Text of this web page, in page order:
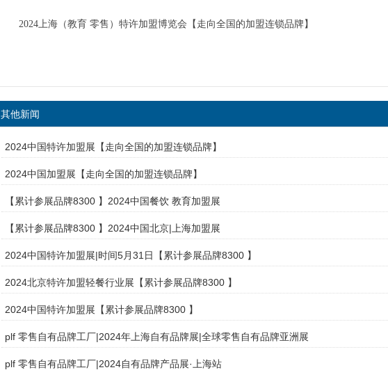
2024上海（教育 零售）特许加盟博览会【走向全国的加盟连锁品牌】
其他新闻
2024中国特许加盟展【走向全国的加盟连锁品牌】
2024中国加盟展【走向全国的加盟连锁品牌】
【累计参展品牌8300 】2024中国餐饮 教育加盟展
【累计参展品牌8300 】2024中国北京|上海加盟展
2024中国特许加盟展|时间5月31日【累计参展品牌8300 】
2024北京特许加盟轻餐行业展【累计参展品牌8300 】
2024中国特许加盟展【累计参展品牌8300 】
plf 零售自有品牌工厂|2024年上海自有品牌展|全球零售自有品牌亚洲展
plf 零售自有品牌工厂|2024自有品牌产品展·上海站